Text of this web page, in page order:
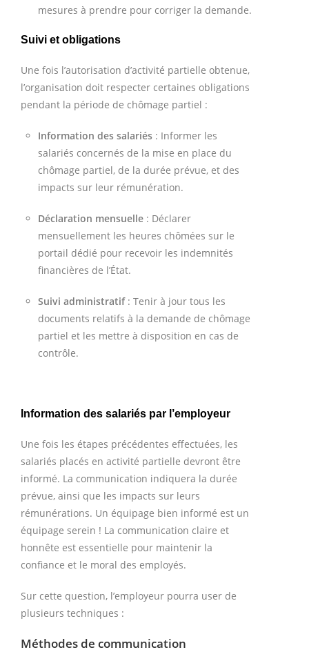
mesures à prendre pour corriger la demande.
Suivi et obligations
Une fois l’autorisation d’activité partielle obtenue,
l’organisation doit respecter certaines obligations
pendant la période de chômage partiel :
Information des salariés : Informer les
salariés concernés de la mise en place du
chômage partiel, de la durée prévue, et des
impacts sur leur rémunération.
Déclaration mensuelle : Déclarer
mensuellement les heures chômées sur le
portail dédié pour recevoir les indemnités
financières de l’État.
Suivi administratif: Tenir à jour tous les
documents relatifs à la demande de chômage
partiel et les mettre à disposition en cas de
contrôle.
Information des salariés par l’employeur
Une fois les étapes précédentes effectuées, les
salariés placés en activité partielle devront être
informé. La communication indiquera la durée
prévue, ainsi que les impacts sur leurs
rémunérations. Un équipage bien informé est un
équipage serein ! La communication claire et
honnête est essentielle pour maintenir la
confiance et le moral des employés.
Sur cette question, l’employeur pourra user de
plusieurs techniques :
Méthodes de communication